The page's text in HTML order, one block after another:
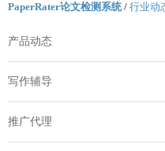
PaperRater论文检测系统/ 行业动
产品动态
写作辅导
推广代理